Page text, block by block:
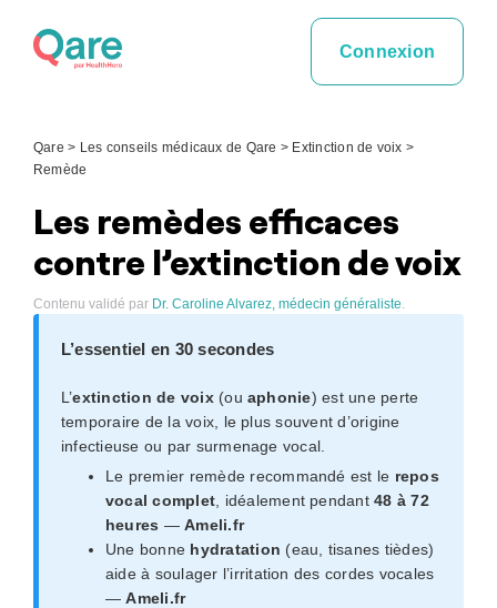
Connexion
Qare > Les conseils médicaux de Qare > Extinction de voix >
Remède
Les remèdes efficaces
contre l’extinction de voix
Contenu validé par Dr. Caroline Alvarez, médecin généraliste.
L’essentiel en 30 secondes
L’extinction de voix(ou aphonie) est une perte
temporaire de la voix, le plus souvent d’origine
infectieuse ou par surmenage vocal.
Le premier remède recommandé est le repos
vocal complet , idéalement pendant48 à 72
heures —Ameli.fr
Une bonne hydratation (eau, tisanes tièdes)
aide à soulager l’irritation des cordes vocales
—Ameli.fr